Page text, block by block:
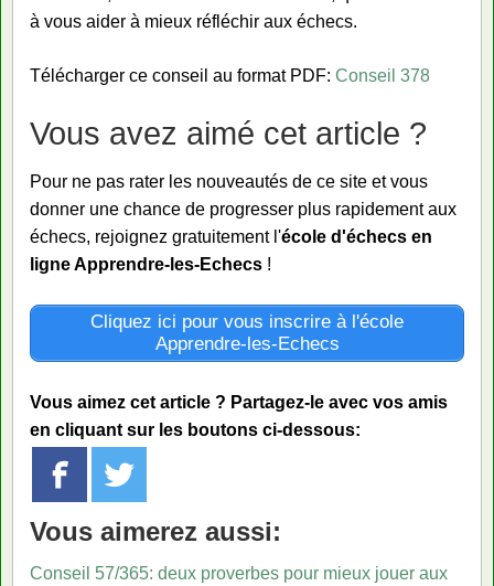
à vous aider à mieux réfléchir aux échecs.
Télécharger ce conseil au format PDF: Conseil 378
Vous avez aimé cet article ?
Pour ne pas rater les nouveautés de ce site et vous
donner une chance de progresser plus rapidement aux
échecs, rejoignez gratuitement l'école d'échecs en
ligne Apprendre-les-Echecs !
Cliquez ici pour vous inscrire à l'école
Apprendre-les-Echecs
Vous aimez cet article ? Partagez-le avec vos amis
en cliquant sur les boutons ci-dessous:
Vous aimerez aussi:
Conseil 57/365: deux proverbes pour mieux jouer aux